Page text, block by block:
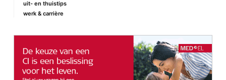
uit- en thuistips
werk & carrière